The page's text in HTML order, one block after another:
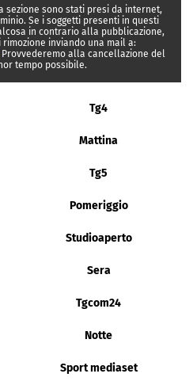
sezione sono stati presi da internet,
Se i soggetti presenti in questi
in contrario alla pubblicazione,
inviando una mail a:
Provvederemo alla cancellazione del
tempo possibile.
Tg4
Mattina
Tg5
Pomeriggio
Studioaperto
Sera
Tgcom24
Notte
Sport mediaset